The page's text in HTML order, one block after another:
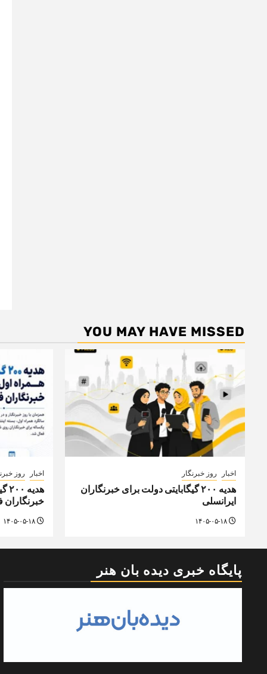
YOU MAY HAVE MISSED
اخبار روز خبرنگار
هدیه ۲۰۰ گیگابایتی دولت برای خبرنگاران
ایرانسلی
اخبار روز
۱۴۰۵-۰۵-۱۸
پایگاه خبری دیده بان هنر